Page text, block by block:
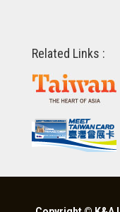
Related Links :